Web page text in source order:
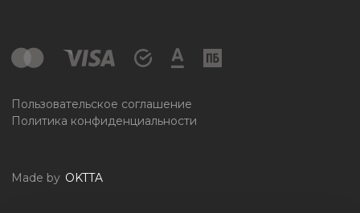
Пользовательское соглашение
Политика конфиденциальности
Made by OKTTA